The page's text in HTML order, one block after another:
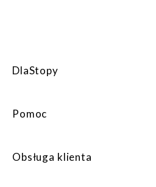
DlaStopy
Pomoc
Obsługa klienta